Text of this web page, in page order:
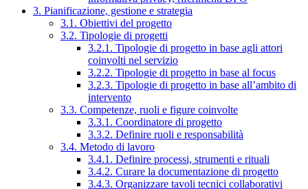
3. Pianificazione, gestione e strategia
3.1. Obiettivi del progetto
3.2. Tipologie di progetti
3.2.1. Tipologie di progetto in base agli attori
coinvolti nel servizio
3.2.2. Tipologie di progetto in base al focus
3.2.3. Tipologie di progetto in base all’ambito di
intervento
3.3. Competenze, ruoli e figure coinvolte
3.3.1. Coordinatore di progetto
3.3.2. Definire ruoli e responsabilità
3.4. Metodo di lavoro
3.4.1. Definire processi, strumenti e rituali
3.4.2. Curare la documentazione di progetto
3.4.3. Organizzare tavoli tecnici collaborativi